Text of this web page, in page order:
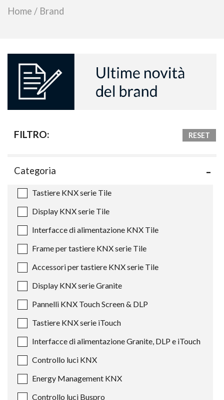
Home / Brand
FILTRO: RESET
Categoria
Tastiere KNX serie Tile
Display KNX serie Tile
Interfacce di alimentazione KNX Tile
Frame per tastiere KNX serie Tile
Accessori per tastiere KNX serie Tile
Display KNX serie Granite
Pannelli KNX Touch Screen & DLP
Tastiere KNX serie iTouch
Interfacce di alimentazione Granite, DLP e iTouch
Controllo luci KNX
Energy Management KNX
Controllo luci Buspro